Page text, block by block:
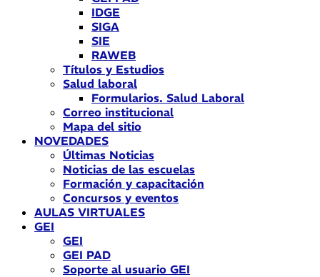
IDGE
SIGA
SIE
RAWEB
Títulos y Estudios
Salud laboral
Formularios. Salud Laboral
Correo institucional
Mapa del sitio
NOVEDADES
Últimas Noticias
Noticias de las escuelas
Formación y capacitación
Concursos y eventos
AULAS VIRTUALES
GEI
GEI
GEI PAD
Soporte al usuario GEI